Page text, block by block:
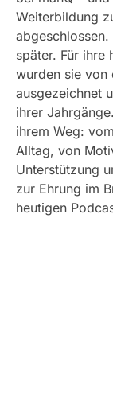
Weiterbildung
später. Für ihre
wurden sie von
ausgezeichnet
ihrer
ihrem Weg:
Alltag, von
Unterstützung
zur Ehrung im
heutigen